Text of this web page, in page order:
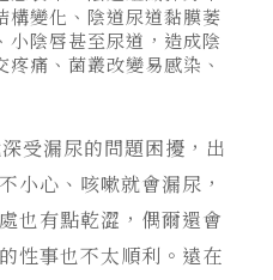
構變化、陰道尿道黏膜萎
小陰唇甚至尿道，造成陰
痛、菌叢改變易感染、
受漏尿的問題困擾，出
小心、咳嗽就會漏尿，
也有點乾澀，偶爾還會
性事也不太順利。遠在